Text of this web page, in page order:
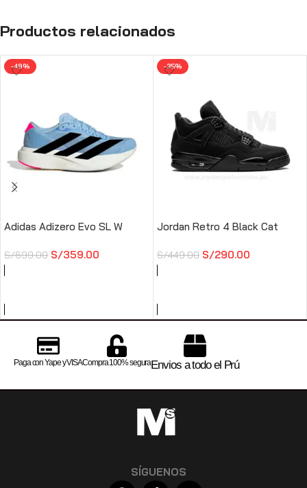
Productos relacionados
-49%
Adidas Adizero Evo SL W
S/699.00 S/359.00
-35%
Jordan Retro 4 Black Cat
S/449.00 S/290.00
Paga con Yape y VISACompra 100% seguraEnvios a todo el Prú
SÍGUENOS